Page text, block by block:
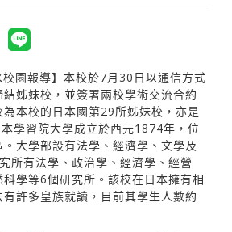
校園報導】本校於7月30日以通信方式
姊妹校，並簽署兩校學術交流合約
本校的日本國第29所姊妹校，亦是
學習院大學成立於西元1874年，位
大學部設有法學、經濟學、文學及
所有法學、政治學、經濟學、經營
學等6個研究所。該校在日本擁有相
許多皇族就讀，目前其學生人數約